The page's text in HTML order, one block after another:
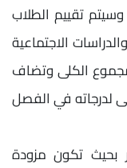
وطالبة، وسيتم تقييم الطلاب
الاجتماعية
بواقع 140 درجة للمجموع الكلى وتضاف
لدرجاته في الفصل
بحيث تكون مزودة